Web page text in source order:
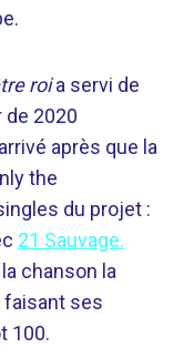
roia servi de
de 2020
après que la
the
du projet :
21 Sauvage.
chanson la
faisant ses
100.